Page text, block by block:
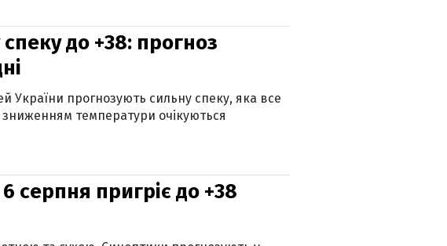
до +38: прогноз
України прогнозують сильну спеку, яка все
температури очікуються
серпня пригріє до +38